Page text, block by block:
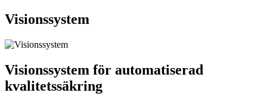
Visionssystem
Visionssystem för automatiserad
kvalitetssäkring